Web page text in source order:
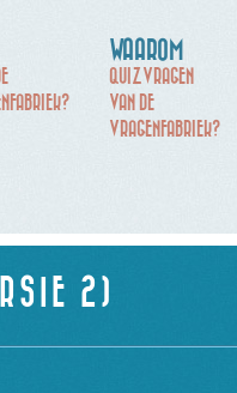
WAAROM
QUIZVRAGEN
VAN DE
VRAGENFABRIEK?
2)